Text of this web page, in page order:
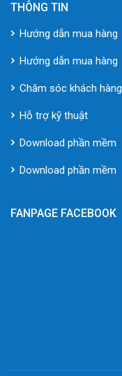
THÔNG TIN
Hướng dẫn mua hàng
Hướng dẫn mua hàng
Chăm sóc khách hàng
Hỗ trợ kỹ thuật
Download phần mềm
Download phần mềm
FANPAGE FACEBOOK